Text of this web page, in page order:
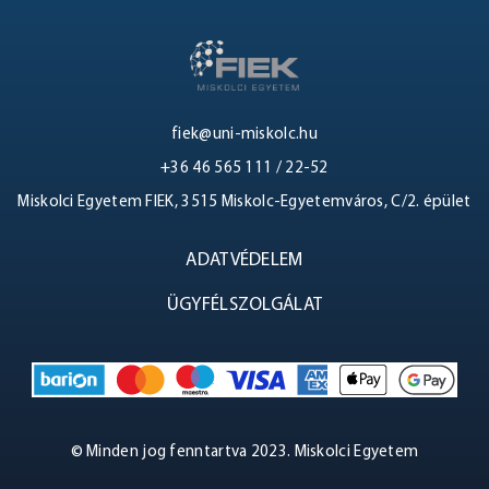
BELÉPÉS
fiek@uni-miskolc.hu
+36 46 565 111 / 22-52
Miskolci Egyetem FIEK, 3515 Miskolc-Egyetemváros, C/2. épület
ADATVÉDELEM
ÜGYFÉLSZOLGÁLAT
© Minden jog fenntartva 2023. Miskolci Egyetem